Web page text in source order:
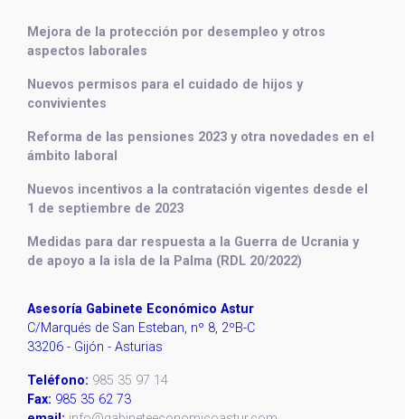
Mejora de la protección por desempleo y otros
aspectos laborales
Nuevos permisos para el cuidado de hijos y
convivientes
Reforma de las pensiones 2023 y otra novedades en el
ámbito laboral
Nuevos incentivos a la contratación vigentes desde el
1 de septiembre de 2023
Medidas para dar respuesta a la Guerra de Ucrania y
de apoyo a la isla de la Palma (RDL 20/2022)
Asesoría Gabinete Económico Astur
C/Marqués de San Esteban, nº 8, 2ºB-C
33206 - Gijón - Asturias
Teléfono: 985 35 97 14
Fax: 985 35 62 73